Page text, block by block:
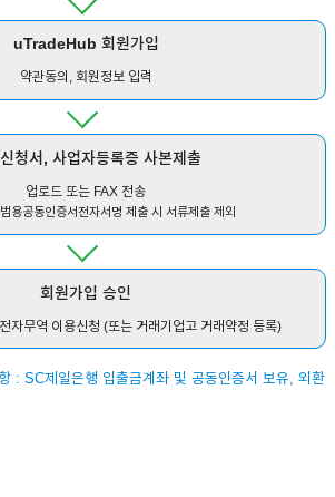
uTradeHub 회원가입
약관동의, 회원정보 입력
청서, 사업자등록증 사본제출
업로드 또는 FAX 전송
용공동인증서전자서명 제출 시 서류제출 제외
회원가입 승인
자무역 이용신청 (또는 거래기업고 거래약정 등록)
: SC제일은행 입출금계좌 및 공동인증서 보유, 외환